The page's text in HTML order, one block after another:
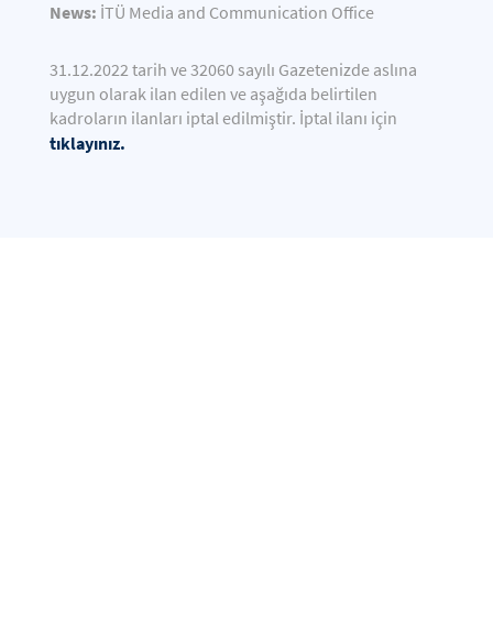
News: İTÜ Media and Communication Office
31.12.2022 tarih ve 32060 sayılı Gazetenizde aslına
uygun olarak ilan edilen ve aşağıda belirtilen
kadroların ilanları iptal edilmiştir. İptal ilanı için
tıklayınız.